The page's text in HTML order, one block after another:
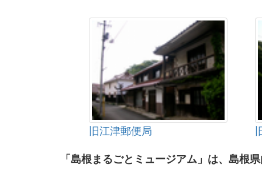
旧江津郵便局
「島根まるごとミュージアム」は、島根